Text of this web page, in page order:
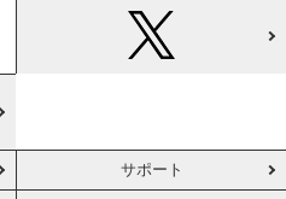
サポート